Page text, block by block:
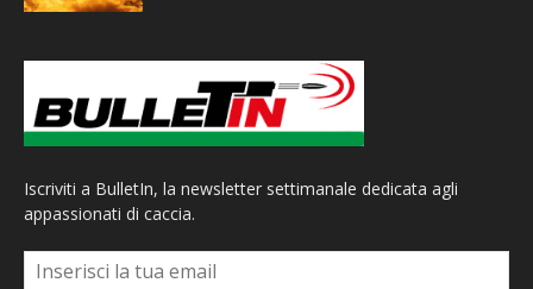
Iscriviti a BulletIn, la newsletter settimanale dedicata agli
appassionati di caccia.